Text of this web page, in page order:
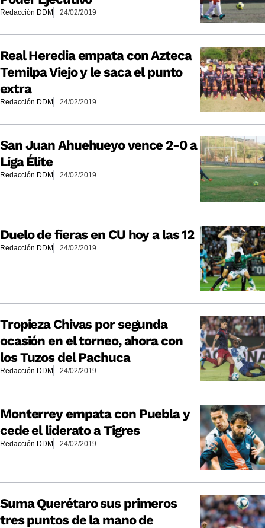
Redacción DDM 24/02/2019
Real Heredia empata con Azteca
Temilpa Viejo y le saca el punto
extra
Redacción DDM 24/02/2019
San Juan Ahuehueyo vence 2-0 a
Liga Élite
Redacción DDM 24/02/2019
Duelo de fieras en CU hoy a las 12
Redacción DDM 24/02/2019
Tropieza Chivas por segunda
ocasión en el torneo, ahora con
los Tuzos del Pachuca
Redacción DDM 24/02/2019
Monterrey empata con Puebla y
cede el liderato a Tigres
Redacción DDM 24/02/2019
Suma Querétaro sus primeros
tres puntos de la mano de